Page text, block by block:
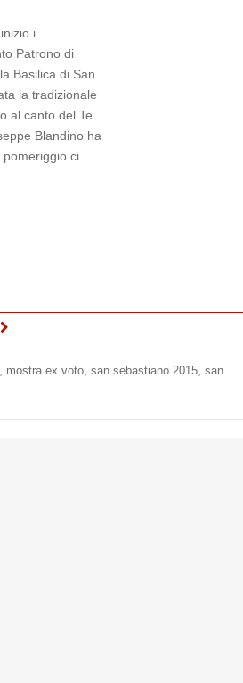
i
Patrono di
Basilica di San
la tradizionale
al canto del Te
Blandino ha
ci
mostra ex voto san sebastiano 2015 san